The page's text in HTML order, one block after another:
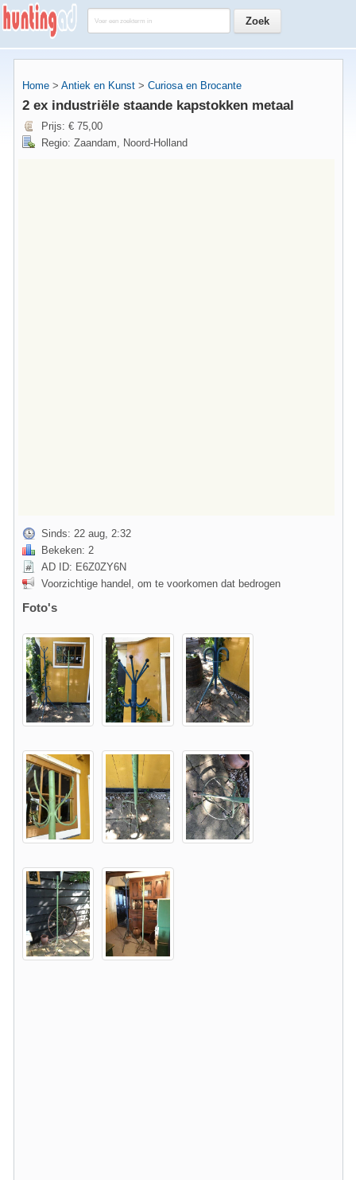
Home > Antiek en Kunst > Curiosa en Brocante
2 ex industriële staande kapstokken metaal
Prijs: € 75,00
Regio: Zaandam, Noord-Holland
Sinds: 22 aug, 2:32
Bekeken: 2
AD ID: E6Z0ZY6N
Voorzichtige handel, om te voorkomen dat bedrogen
Foto's